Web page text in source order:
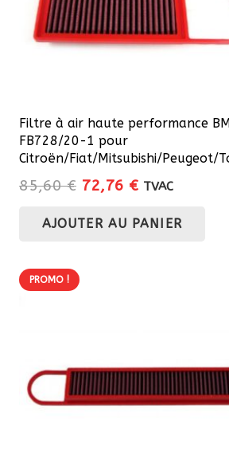
Filtre à air haute performance
FB728/20-1 pour
Citroën/Fiat/Mitsubishi/Peugeot/
85,60€ Le
initial
72,76 €Le
actuel
TVAC
AJOUTER AU PANIER
PROMO !